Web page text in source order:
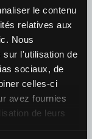
le contenu
relatives aux
Nous
sur l'utilisation de
sociaux, de
celles-ci
avez fournies
de leurs
3,60 +124